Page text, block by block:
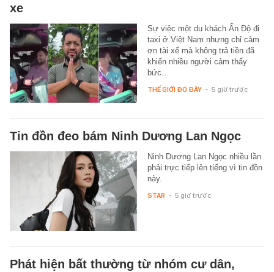
xe
Sự việc một du khách Ấn Độ đi
taxi ở Việt Nam nhưng chỉ cảm
ơn tài xế mà không trả tiền đã
khiến nhiều người cảm thấy
bức…
THẾ GIỚI ĐÓ ĐÂY - 5 giờ trước
Tin đồn đeo bám Ninh Dương Lan Ngọc
Ninh Dương Lan Ngọc nhiều lần
phải trực tiếp lên tiếng vì tin đồn
này.
STAR - 5 giờ trước
Phát hiện bất thường từ nhóm cư dân,